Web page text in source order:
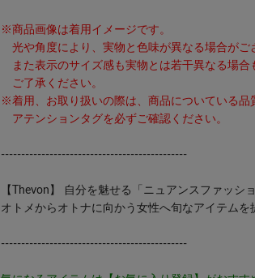
※商品画像は着用イメージです。
光や角度により、実物と色味が異なる場合がご
また表示のサイズ感も実物とは若干異なる場合
ご了承ください。
※着用、お取り扱いの際は、商品についている品
アテンションタグを必ずご確認ください。
----------------------------------------------
【Thevon】 自分を魅せる「ニュアンスファッショ
オトメからオトナに向かう女性へ旬なアイテムを
----------------------------------------------